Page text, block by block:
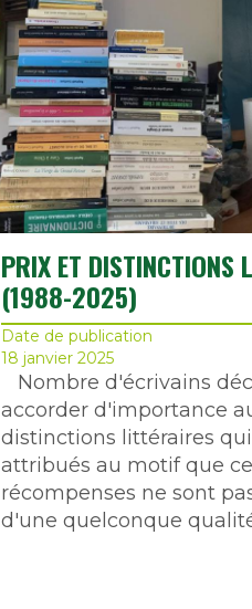
PRIX ET DISTINCTIONS
(1988-2025)
Date de publication
18 janvier 2025
Nombre d'écrivains
accorder d'importance
distinctions littéraires
attribués au motif que
récompenses ne sont
d'une quelconque